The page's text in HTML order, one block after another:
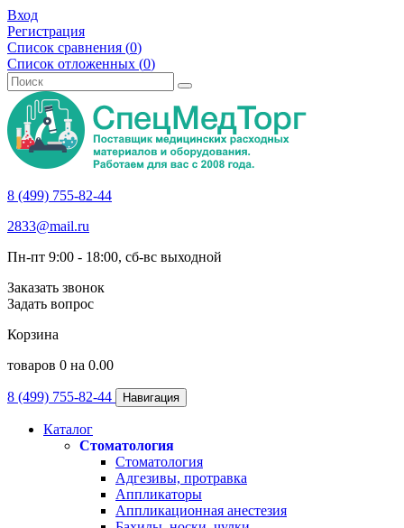
Вход
Регистрация
Список сравнения (0)
Список отложенных (0)
8 (499) 755-82-44
2833@mail.ru
Пн-пт 9:00 - 18:00, сб-вс выходной
Заказать звонок
Задать вопрос
Корзина
товаров 0 на 0.00
8 (499) 755-82-44 Навигация
Каталог
Стоматология
Стоматология
Адгезивы, протравка
Аппликаторы
Аппликационная анестезия